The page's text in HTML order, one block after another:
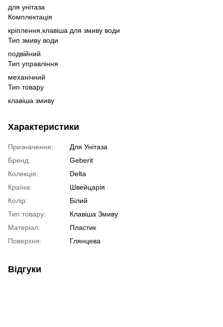
для унітаза
Комплектація
кріплення, клавіша для змиву води
Тип змиву води
подвійний
Тип управління
механічний
Тип товару
клавіша змиву
Характеристики
Призначення:
Для Унітаза
Бренд:
Geberit
Колекція:
Delta
Країна:
Швейцарія
Колір:
Білий
Тип товару:
Клавіша Змиву
Матеріал:
Пластик
Поверхня:
Глянцева
Відгуки